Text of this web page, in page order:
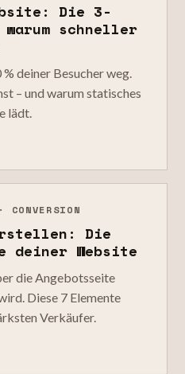
Die 3-
warum schneller
deiner Besucher weg.
– und warum statisches
lädt.
Die
deiner Website
die Angebotsseite
Diese 7 Elemente
Verkäufer.